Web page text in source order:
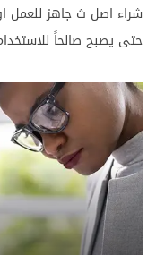
شراء اصل ث جاهز للعمل او
حتى يصبح صالحاً
ثمن الشراء+ عمولة
والرسوم الجمركية) يضاف
استلزم تشغيلها وجود مثل
ث مصاريف أدت إلى تعلية
عمره الافتراضي تعالج
قيمة الأصل الثابت